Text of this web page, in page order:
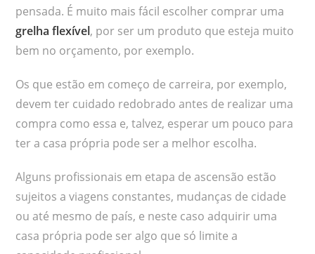
pensada. É muito mais fácil escolher comprar uma
grelha flexível, por ser um produto que esteja muito
bem no orçamento, por exemplo.
Os que estão em começo de carreira, por exemplo,
devem ter cuidado redobrado antes de realizar uma
compra como essa e, talvez, esperar um pouco para
ter a casa própria pode ser a melhor escolha.
Alguns profissionais em etapa de ascensão estão
sujeitos a viagens constantes, mudanças de cidade
ou até mesmo de país, e neste caso adquirir uma
casa própria pode ser algo que só limite a